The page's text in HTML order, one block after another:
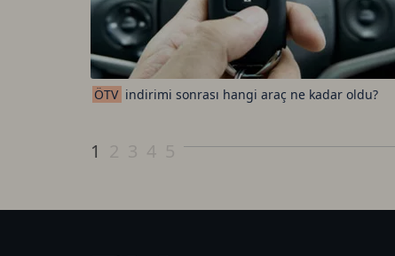
ÖTV indirimi sonrası hangi araç ne kadar oldu?
1